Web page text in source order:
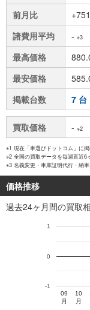
前月比
諸費用平均
- ※3
最高価格
最安価格
掲載台数 7 台
買取価格 - ※2
※1 現在「車選びドットコム」に
※2 全国の買取データを毎週直近6
※3 名義変更・車庫証明代行・納
価格推移
過去24ヶ月間の買取
09
月
10
月
-1
0
1